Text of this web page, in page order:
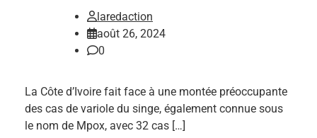
laredaction
août 26, 2024
0
La Côte d’Ivoire fait face à une montée préoccupante
des cas de variole du singe, également connue sous
le nom de Mpox, avec 32 cas […]